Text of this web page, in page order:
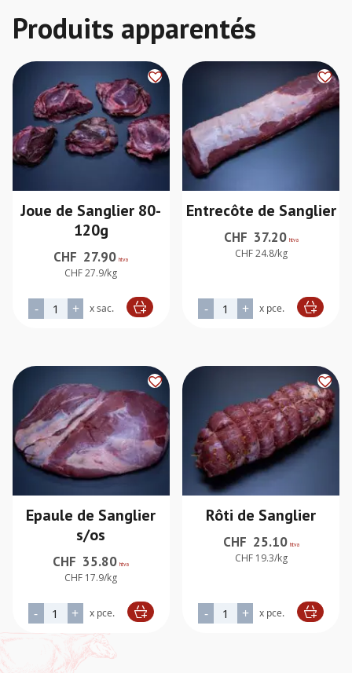
Joue de Sanglier 80-
120g
CHF 27.90 htva
CHF 27.9/kg
- quantité de Joue de Sanglier 80-120g
+ x sac.
Alternative:
Entrecôte de Sanglier
CHF 37.20 htva
CHF 24.8/kg
- quantité de Entrecôte de
+ x pce.
Alternative:
Epaule de Sanglier
s/os
CHF 35.80 htva
CHF 17.9/kg
- quantité de Epaule de Sanglier s/os
+ x pce.
Alternative:
Rôti de Sanglier
CHF 25.10 htva
CHF 19.3/kg
- quantité de Rôti de
+ x pce.
Alternative: